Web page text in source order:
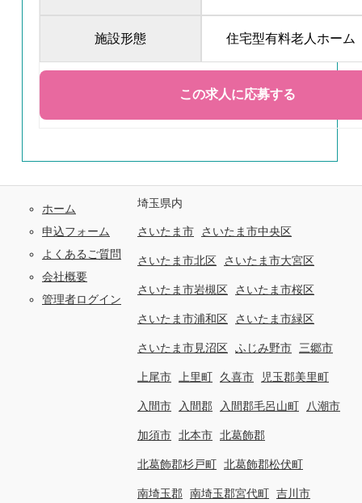
施設形態 住宅型有料老人ホーム
ホーム
申込フォーム
よくあるご質問
会社概要
管理者ログイン
埼玉県内
さいたま市 さいたま市中央区
さいたま市北区 さいたま市大宮区
さいたま市岩槻区 さいたま市桜区
さいたま市浦和区 さいたま市緑区
さいたま市見沼区 ふじみ野市 三郷市
上尾市 上里町 久喜市 児玉郡美里町
入間市 入間郡 入間郡毛呂山町 八潮市
加須市 北本市 北葛飾郡
北葛飾郡杉戸町 北葛飾郡松伏町
南埼玉郡 南埼玉郡宮代町 吉川市